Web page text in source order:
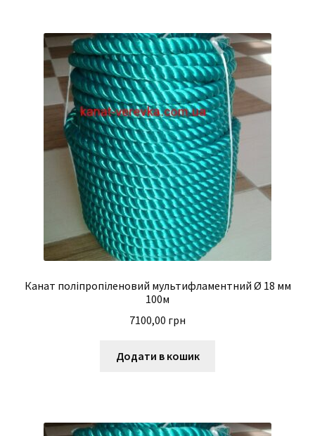
Канат поліпропіленовий мультифламентний Ø 18 мм
100м
7100,00 грн
Додати в кошик